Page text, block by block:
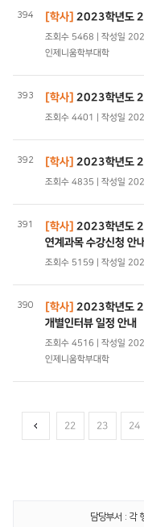
394 [학사] 2023학년도 2
조회수 5468 | 작성일
인제니움학부대학
393 [학사] 2023학년도 2
조회수 4401 | 작성일
392 [학사] 2023학년도 2
조회수 4835 | 작성일
391 [학사] 2023학년도 2
연계과목 수강신청 안
조회수 5159 | 작성일
390 [학사] 2023학년도 2
개별인터뷰 일정 안내
조회수 4516 | 작성일
인제니움학부대학
22 23 24
담당부서 :